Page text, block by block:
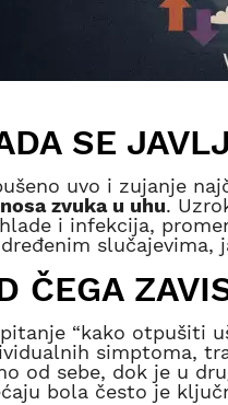
SE
uvo i zujanje
zvuka u uhu.
i infekcija,
ČEGA
“kako otpušiti
simptoma,
od sebe, dok je u
bola često je